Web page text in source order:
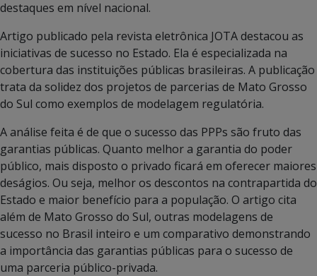
destaques em nível nacional.
Artigo publicado pela revista eletrônica JOTA destacou as
iniciativas de sucesso no Estado. Ela é especializada na
cobertura das instituições públicas brasileiras. A publicação
trata da solidez dos projetos de parcerias de Mato Grosso
do Sul como exemplos de modelagem regulatória.
A análise feita é de que o sucesso das PPPs são fruto das
garantias públicas. Quanto melhor a garantia do poder
público, mais disposto o privado ficará em oferecer maiores
deságios. Ou seja, melhor os descontos na contrapartida do
Estado e maior benefício para a população. O artigo cita
além de Mato Grosso do Sul, outras modelagens de
sucesso no Brasil inteiro e um comparativo demonstrando
a importância das garantias públicas para o sucesso de
uma parceria público-privada.